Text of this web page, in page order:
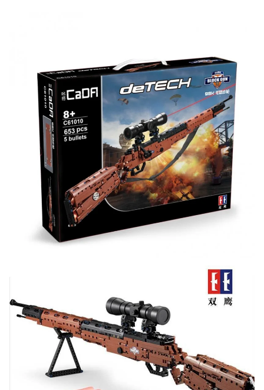
Оставьте отзыв (не менее 50 символов) о товаре на
нашем сайте и получите купон на скидку 50₽ за
текстовый отзыв или 100₽ за отзыв с фото.
Скидка за отзыв
на Яндекс.Маркете 150₽
Оставьте отзыв (не менее 50 символов) о товаре
через систему
Яндекс.Маркетс обязательным
указанием номера и даты заказа в нашем магазине
и получите купон на скидку 150₽
...уже сейчас
Участвуйте в конкурсах и розыгрышах в нашей